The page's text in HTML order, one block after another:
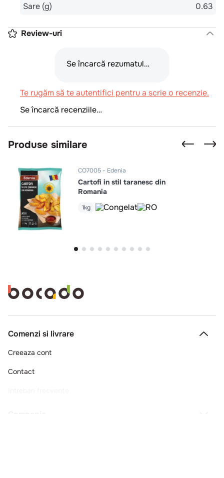
Sare (g)
0.63
Review-uri
Se încarcă rezumatul…
Te rugăm să te autentifici pentru a scrie o recenzie.
Se încarcă recenziile…
Produse similare
CO7005 Edenia
Cartofi in stil taranesc din
Romania
1kg
Comenzi si livrare
Creeaza cont
Contact